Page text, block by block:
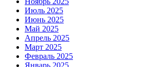
Июль 2025
Июнь 2025
Май 2025
Апрель 2025
Март 2025
Февраль 2025
Январь 2025